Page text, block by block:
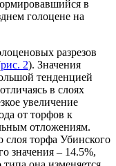
в
голоцене на
разрезов
рис. 2). Значения
тенденцией
в слоях
увеличение
от торфов к
отложениям.
слоя торфа Убинского
значения – 14.5%,